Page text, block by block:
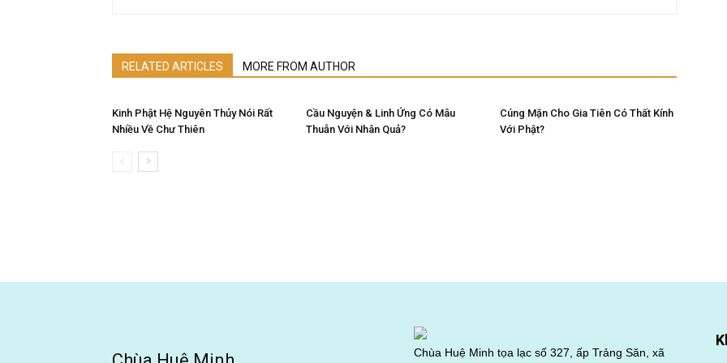
RELATED ARTICLES MORE FROM AUTHOR
Kinh Phật Hệ Nguyên Thủy Nói Rất
Nhiều Về Chư Thiên
Cầu Nguyện & Linh Ứng Có Mâu
Thuẫn Với Nhân Quả?
Cúng Mặn Cho Gia Tiên Có Thất Kính
Với Phật?
Chùa Huệ Minh tọa lạc số 327, ấp Trảng Săn, xã